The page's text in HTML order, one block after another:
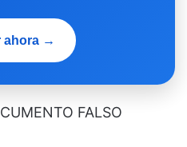
ahora →
FALSO